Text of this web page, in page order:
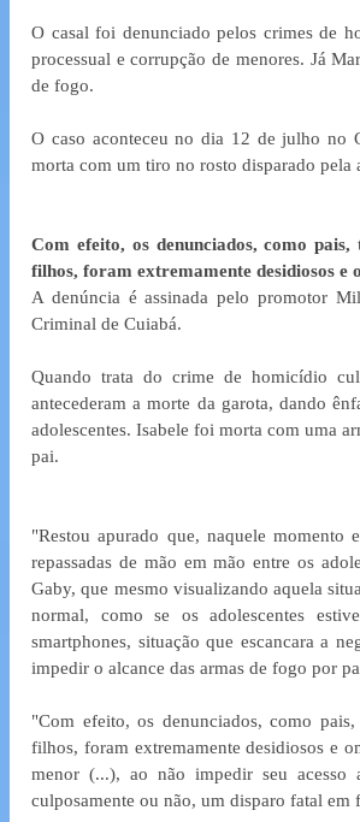
O casal foi denunciado pelos crimes de
processual e corrupção de menores. Já
de fogo.
O caso aconteceu no dia 12 de julho no
morta com um tiro no rosto disparado pela
Com efeito, os denunciados, como
filhos, foram extremamente desidiosos e
A denúncia é assinada pelo promotor
Criminal de Cuiabá.
Quando trata do crime de homicídio
antecederam a morte da garota, dando
adolescentes. Isabele foi morta com uma
pai.
"Restou apurado que, naquele momento
repassadas de mão em mão entre os
Gaby, que mesmo visualizando aquela
normal, como se os adolescentes
smartphones, situação que escancara a
impedir o alcance das armas de fogo por
"Com efeito, os denunciados, como
filhos, foram extremamente desidiosos e
menor (...), ao não impedir seu acesso
culposamente ou não, um disparo fatal